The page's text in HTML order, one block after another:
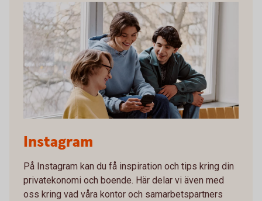
Instagram
På Instagram kan du få inspiration och tips kring din
privatekonomi och boende. Här delar vi även med
oss kring vad våra kontor och samarbetspartners